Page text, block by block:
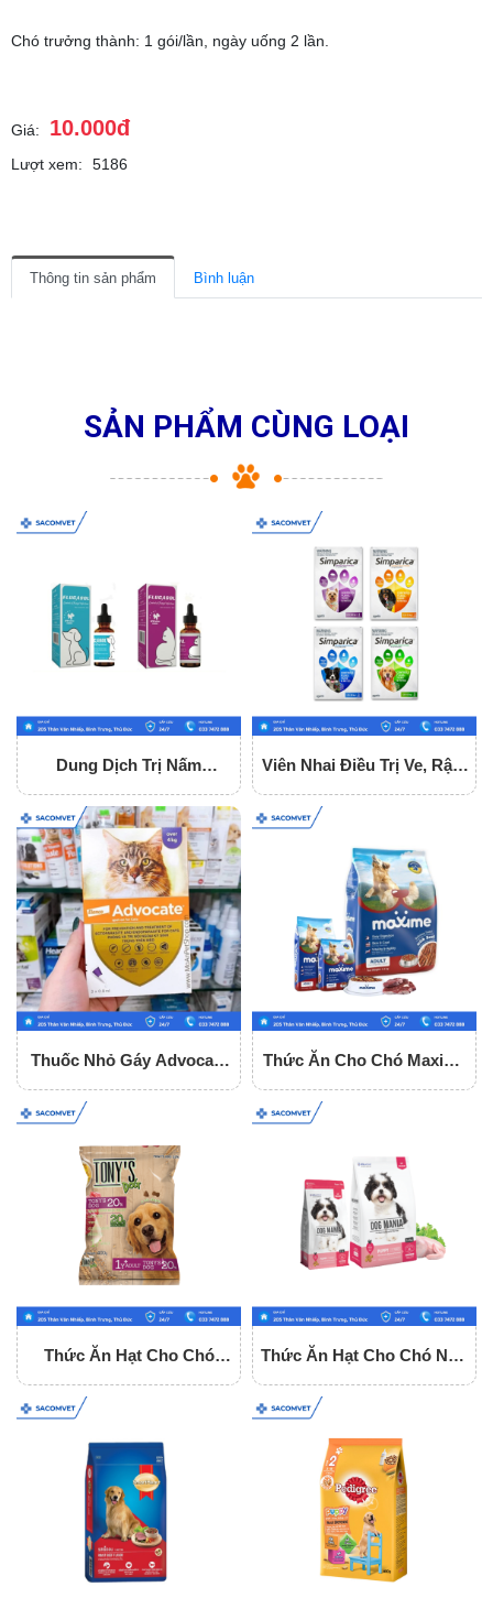
Chó trưởng thành: 1 gói/lần, ngày uống 2 lần.
Giá: 10.000đ
Lượt xem: 5186
Thông tin sản phẩm Bình luận
SẢN PHẨM CÙNG LOẠI
Dung Dịch Trị Nấm
Viên Nhai Điều Trị Ve, Rận,
Thuốc Nhỏ Gáy Advocate
Thức Ăn Cho Chó Maxime
Tuổi Gói 1.5Kg
Thức Ăn Hạt Cho Chó
Thức Ăn Hạt Cho Chó Nhỏ